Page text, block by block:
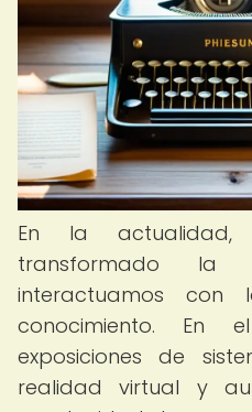
En la
transformado
interactuamos
conocimiento. En
exposiciones de
realidad virtual y